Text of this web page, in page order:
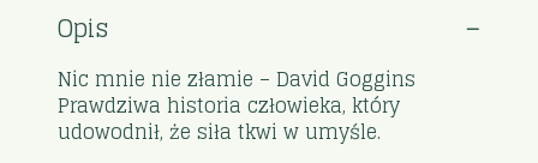
Opis
Nic mnie nie złamie – David Goggins
Prawdziwa historia człowieka, który
udowodnił, że siła tkwi w umyśle.